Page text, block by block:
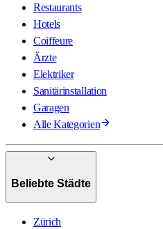
Restaurants
Hotels
Coiffeure
Ärzte
Elektriker
Sanitärinstallation
Garagen
Alle Kategorien
Beliebte Städte
Zürich